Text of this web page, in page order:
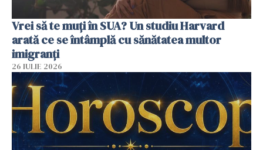
Vrei să te muți în SUA? Un studiu Harvard
arată ce se întâmplă cu sănătatea multor
imigranți
26 IULIE 2026